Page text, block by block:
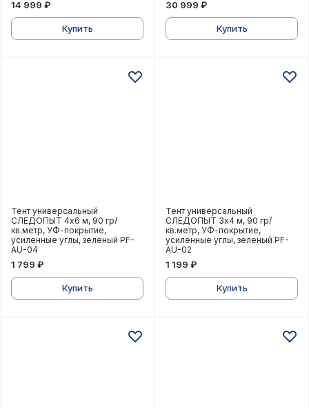
14 999 ₽
Купить
30 999 ₽
Купить
Тент универсальный СЛЕДОПЫТ 4x6 м, 90 гр/
Тент универсальный
СЛЕДОПЫТ 4x6 м, 90 гр/
кв.метр, УФ-покрытие,
усиленные углы, зеленый PF-
AU-04
1 799 ₽
Купить
Тент универсальный
Тент универсальный
СЛЕДОПЫТ 3x4 м, 90 гр/
кв.метр, УФ-покрытие,
усиленные углы, зеленый PF-
AU-02
1 199 ₽
Купить